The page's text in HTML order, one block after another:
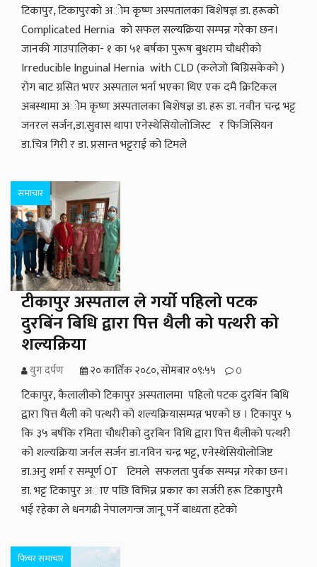
टिकापुर, टिकापुरकाे अाेम कृष्ण अस्पतालका बिशेषज्ञ डा. हरूकाे
Complicated Hernia काे सफल सल्यक्रिया सम्पन्न गरेका छन।
जानकी गाउपालिका- १ का ५१ बर्षका पुरूष बुधराम चाैधरीकाे
Irreducible Inguinal Hernia with CLD (कलेजाे बिग्रिसकेकाे )
राेग बाट ग्रसित भएर अस्पताल भर्ना भएका थिए एक दमै क्रिटिकल
अबस्थामा अाेम कृष्ण अस्पतालका बिशेषज्ञ डा. हरू डा. नवीन चन्द्र भट्ट
जनरल सर्जन,डा.सुवास थापा एनेस्थेसियोलोजिस्ट र फिजिसियन
डा.चित्र गिरी र डा. प्रसान्त भट्टराई काे टिमले
समाचार
टीकापुर अस्पताल ले गर्याे पहिलो पटक
दुरबिंन बिधि द्वारा पित्त थैली को पत्थरी को
शल्यक्रिया
युग दर्पण २० कार्तिक २०८०, सोमबार ०९:५५ 0
टिकापुर, कैलालीको टिकापुर अस्पतालमा पहिलो पटक दुरबिंन बिधि
द्वारा पित्त थैली को पत्थरी को शल्यक्रियासम्पन्न भएकाे छ । टिकापुर ५
कि ३५ बर्षकि रमिता चाैधरीकाे दुरबिन विधि द्वारा पित्त थैलीकाे पत्थरी
को शल्यक्रिया जर्नल सर्जन डा.नविन चन्द्र भट्ट, एनेस्थेसियोलोजिष्ट
डा.अनु शर्मा र सम्पूर्ण OT टिमले सफलता पुर्वक सम्पन्न गरेका छन।
डा. भट्ट टिकापुर अाए पछि विभिन्न प्रकार का सर्जरी हरू टिकापुरमै
भई रहेका ले धनगढी नेपालगन्ज जानू पर्ने बाध्यता हटेकाे
फिचर समाचार